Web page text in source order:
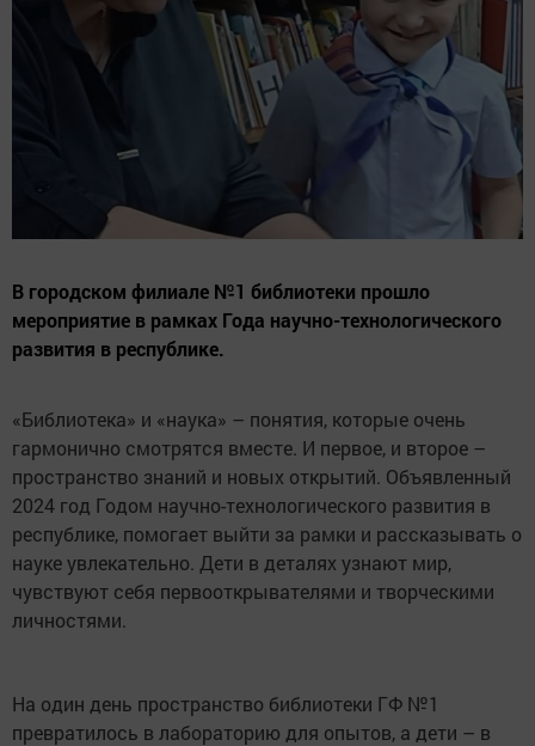
В городском филиале №1 библиотеки прошло
мероприятие в рамках Года научно-технологического
развития в республике.
«Библиотека» и «наука» – понятия, которые очень
гармонично смотрятся вместе. И первое, и второе –
пространство знаний и новых открытий. Объявленный
2024 год Годом научно-технологического развития в
республике, помогает выйти за рамки и рассказывать о
науке увлекательно. Дети в деталях узнают мир,
чувствуют себя первооткрывателями и творческими
личностями.
На один день пространство библиотеки ГФ №1
превратилось в лабораторию для опытов, а дети – в